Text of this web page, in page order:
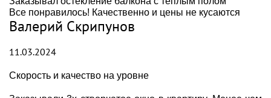
Все понравилось! Качественно и цены не кусаются
Валерий Скрипунов
11.03.2024
Скорость и качество на уровне